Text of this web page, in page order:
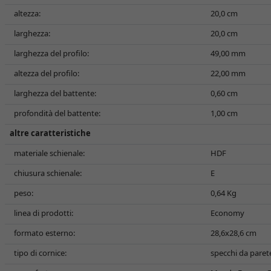
altezza:
20,0 cm
larghezza:
20,0 cm
larghezza del profilo:
49,00 mm
altezza del profilo:
22,00 mm
larghezza del battente:
0,60 cm
profondità del battente:
1,00 cm
altre caratteristiche
materiale schienale:
HDF
chiusura schienale:
E
peso:
0,64 Kg
linea di prodotti:
Economy
formato esterno:
28,6x28,6 cm
tipo di cornice:
specchi da